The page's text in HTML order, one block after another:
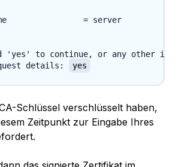
= server
'yes' to continue, or any other
details:
yes
Schlüssel verschlüsselt haben,
Zeitpunkt zur Eingabe Ihres